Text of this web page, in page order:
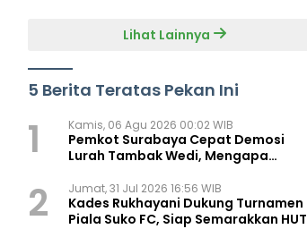
Lihat Lainnya
5 Berita Teratas Pekan Ini
1 Kamis, 06 Agu 2026 00:02 WIB
Pemkot Surabaya Cepat Demosi
Lurah Tambak Wedi, Mengapa
2 Jumat, 31 Jul 2026 16:56 WIB
Kades Rukhayani Dukung Turnamen
Piala Suko FC, Siap Semarakkan HUT